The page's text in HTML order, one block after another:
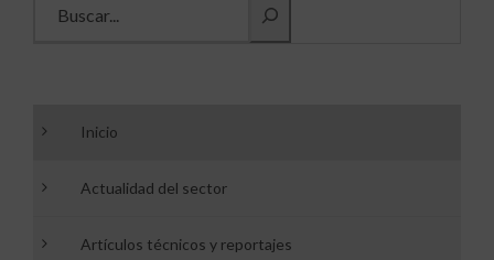
Inicio
Actualidad del sector
Artículos técnicos y reportajes